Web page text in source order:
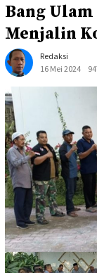
Bang
Menjalin
Redaksi
16 Mei 2024